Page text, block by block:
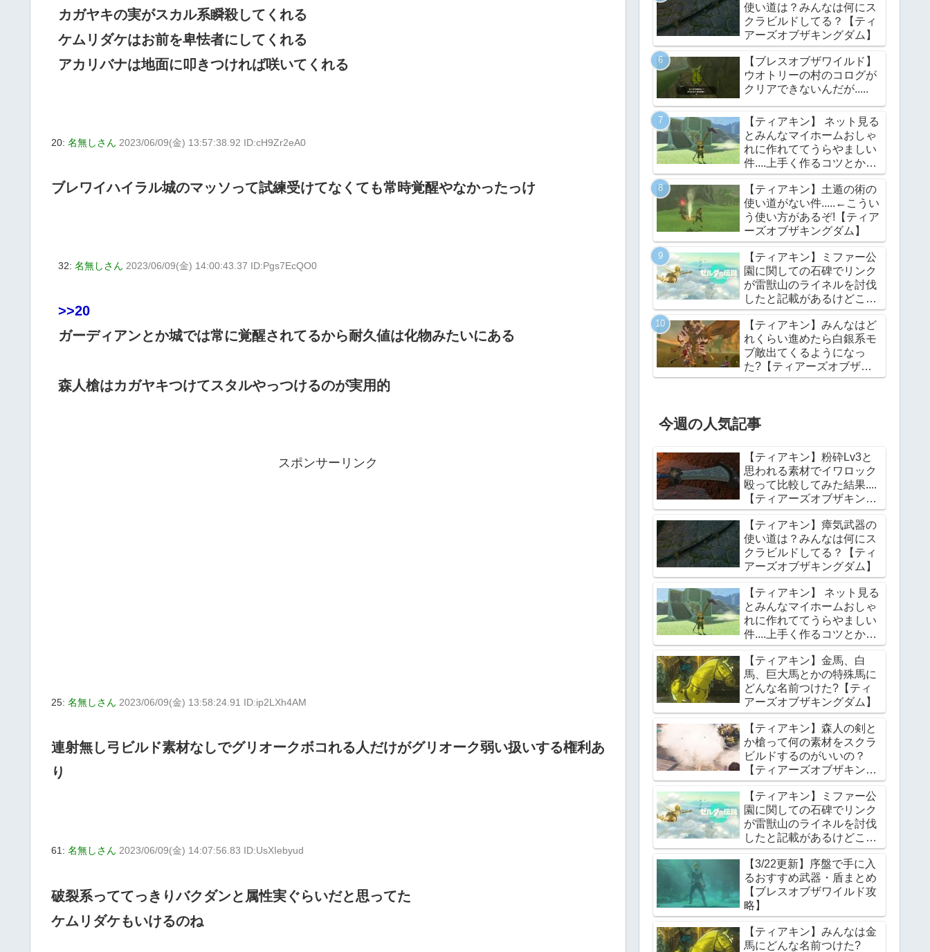
カガヤキの実がスカル系瞬殺してくれる
ケムリダケはお前を卑怯者にしてくれる
アカリバナは地面に叩きつければ咲いてくれる
20: 名無しさん 2023/06/09(金) 13:57:38.92 ID:cH9Zr2eA0
ブレワイハイラル城のマッソって試練受けてなくても常時覚醒やなかったっけ
32: 名無しさん 2023/06/09(金) 14:00:43.37 ID:Pgs7EcQO0
>>20
ガーディアンとか城では常に覚醒されてるから耐久値は化物みたいにある
森人槍はカガヤキつけてスタルやっつけるのが実用的
スポンサーリンク
25: 名無しさん 2023/06/09(金) 13:58:24.91 ID:ip2LXh4AM
連射無し弓ビルド素材なしでグリオークボコれる人だけがグリオーク弱い扱いする権利あ
り
61: 名無しさん 2023/06/09(金) 14:07:56.83 ID:UsXIebyud
破裂系っててっきりバクダンと属性実ぐらいだと思ってた
ケムリダケもいけるのね
使い道は？みんなは何にス
クラビルドしてる？【ティ
アーズオブザキングダム】
【ブレスオブザワイルド】
ウオトリーの村のコログが
クリアできないんだが.....
【ティアキン】 ネット見る
とみんなマイホームおしゃ
れに作れててうらやましい
件....上手く作るコツとかあ
る？【ティアーズオブザキ
ングダム】
【ティアキン】土遁の術の
使い道がない件.....←こうい
う使い方があるぞ!【ティア
ーズオブザキングダム】
【ティアキン】ミファー公
園に関しての石碑でリンク
が雷獣山のライネルを討伐
したと記載があるけどこれ
っていつの話?【ティアー
ズオブザキングダム】
【ティアキン】みんなはど
れくらい進めたら白銀系モ
ブ敵出てくるようになっ
た?【ティアーズオブザキ
ングダム】
今週の人気記事
【ティアキン】粉砕Lv3と
思われる素材でイワロック
殴って比較してみた結果....
【ティアーズオブザキング
ダム】
【ティアキン】瘴気武器の
使い道は？みんなは何にス
クラビルドしてる？【ティ
アーズオブザキングダム】
【ティアキン】 ネット見る
とみんなマイホームおしゃ
れに作れててうらやましい
件....上手く作るコツとかあ
る？【ティアーズオブザキ
ングダム】
【ティアキン】金馬、白
馬、巨大馬とかの特殊馬に
どんな名前つけた?【ティ
アーズオブザキングダム】
【ティアキン】森人の剣と
か槍って何の素材をスクラ
ビルドするのがいいの？
【ティアーズオブザキング
ダム】
【ティアキン】ミファー公
園に関しての石碑でリンク
が雷獣山のライネルを討伐
したと記載があるけどこれ
っていつの話?【ティアー
ズオブザキングダム】
【3/22更新】序盤で手に入
るおすすめ武器・盾まとめ
【ブレスオブザワイルド攻
略】
【ティアキン】みんなは金
馬にどんな名前つけた?